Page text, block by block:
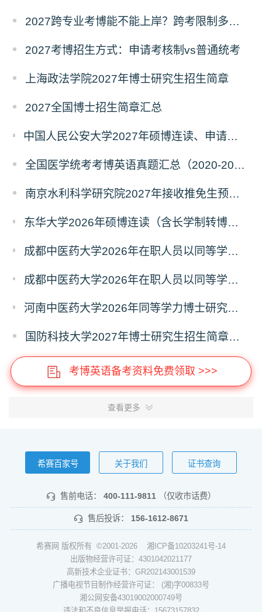
2027跨专业考博能不能上岸？跨考限制多不多？
2027考博招生方式：申请考核制vs普通统考
上海政法学院2027年博士研究生招生简章
2027全国博士招生简章汇总
中国人民公安大学2027年硕博连读、申请考核、本科直博博士研究生招生报名事宜的通知
全国医学统考考博英语真题汇总（2020-2026年）
南京水利科学研究院2027年接收推免生预报名公告
东华大学2026年硕博连读（含长学制转博）博士研究生拟录取名单公示
成都中医药大学2026年在职人员以同等学力申请中西医结合博士学术学位招生章程
成都中医药大学2026年在职人员以同等学力申请中医博士专业学位招生章程
河南中医药大学2026年同等学力博士研究生招生拟进入复试人员名单公示
国防科技大学2027年博士研究生招生简章（预发版）
考博英语备考资料免费领取 >>>
查看更多
希赛百家号 关于我们 证书查询
售前电话： 400-111-9811 （仅收市话费）
售后投诉： 156-1612-8671
希赛网 版权所有 ©2001-2026 湘ICP备10203241号-14
出版物经营许可证：4301042021177
高新技术企业证书：GR202143001539
广播电视节目制作经营许可证： (湘)字00833号
湘公网安备43019002000749号